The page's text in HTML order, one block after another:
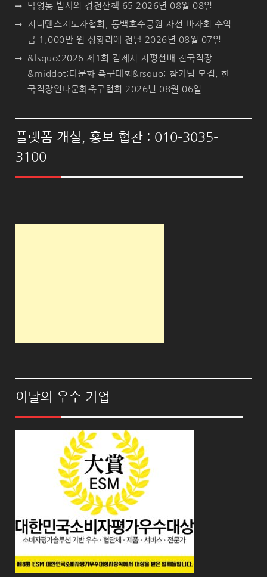
박영동 법사의 경전산책 65 2026년 08월 08일
지니댄스지도자협회, 동백호수공원 자선 바자회 수익
금 1,000만 원 성황리에 전달 2026년 08월 07일
&lsquo;2026 제1회 김제시 지평선배 전국직장
&middot;다문화 축구대회&rsquo; 참가팀 모집, 한
국직장인다문화축구협회 2026년 08월 06일
플랫폼 개설, 홍보 협찬 : 010-3035-
3100
이달의 우수 기업